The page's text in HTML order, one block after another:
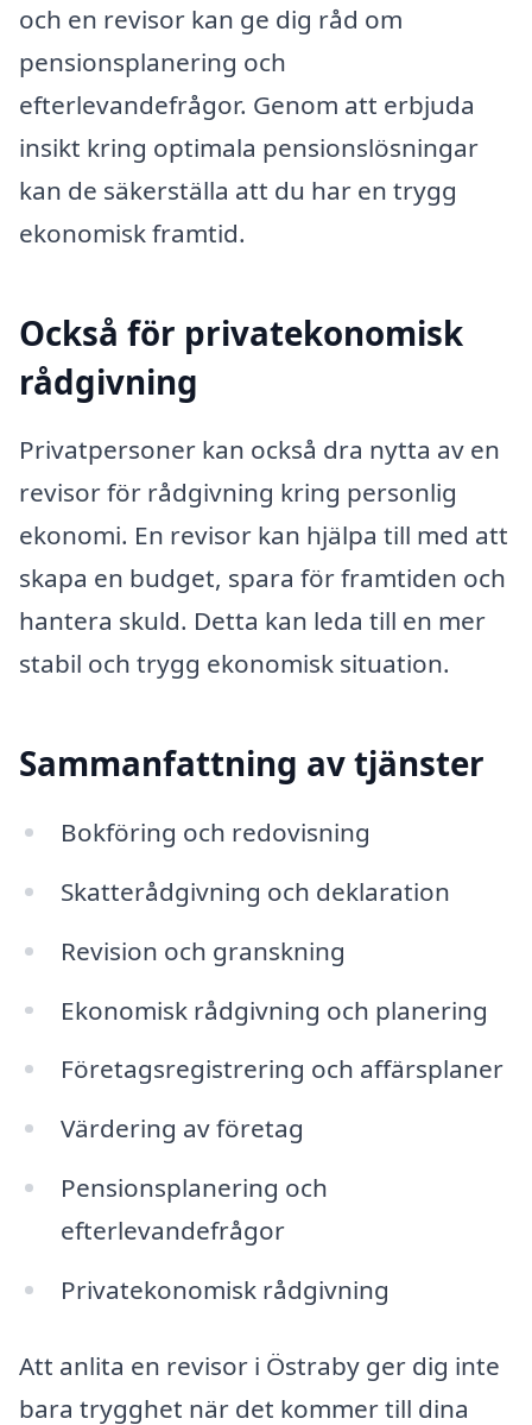
och en revisor kan ge dig råd om
pensionsplanering och
efterlevandefrågor. Genom att erbjuda
insikt kring optimala pensionslösningar
kan de säkerställa att du har en trygg
ekonomisk framtid.
Också för privatekonomisk
rådgivning
Privatpersoner kan också dra nytta av en
revisor för rådgivning kring personlig
ekonomi. En revisor kan hjälpa till med att
skapa en budget, spara för framtiden och
hantera skuld. Detta kan leda till en mer
stabil och trygg ekonomisk situation.
Sammanfattning av tjänster
Bokföring och redovisning
Skatterådgivning och deklaration
Revision och granskning
Ekonomisk rådgivning och planering
Företagsregistrering och affärsplaner
Värdering av företag
Pensionsplanering och
efterlevandefrågor
Privatekonomisk rådgivning
Att anlita en revisor i Östraby ger dig inte
bara trygghet när det kommer till dina